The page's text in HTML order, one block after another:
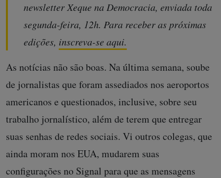
newsletter Xeque na Democracia, enviada toda
segunda-feira, 12h. Para receber as próximas
edições, inscreva-se aqui.
As notícias não são boas. Na última semana, soube
de jornalistas que foram assediados nos aeroportos
americanos e questionados, inclusive, sobre seu
trabalho jornalístico, além de terem que entregar
suas senhas de redes sociais. Vi outros colegas, que
ainda moram nos EUA, mudarem suas
configurações no Signal para que as mensagens